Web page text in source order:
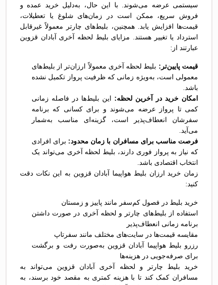
سیستمی عرضه می‌شوند. با این حال، به‌دلیل خرید عمده و
فروش سریع، ممکن است در زمان‌های شلوغ یا تعطیلات،
قیمت‌ها افزایش یابد. همچنین، بلیط‌های چارتر معمولاً غیرقابل
استرداد یا تغییر هستند. مزایای بلیط لحظه آخری آبادان قزوین
عبارتند از:
قیمت پایین‌تر: بلیط لحظه آخری معمولاً ارزان‌تر از بلیط‌های
معمولی است، به‌ویژه زمانی که ظرفیت پرواز تکمیل نشده
باشد.
امکان خرید در آخرین لحظه: این بلیط‌ها در فاصله زمانی
کمی تا پرواز عرضه می‌شوند و برای کسانی که برنامه
سفرشان انعطاف‌پذیر است، گزینه‌ای مناسب به‌شمار
می‌آید.
فرصت مناسب برای مسافران با زمان محدود: برای افرادی
که نیاز به پرواز فوری دارند، بلیط لحظه آخری می‌تواند یک
انتخاب اقتصادی باشد.
زمان خرید ارزان بلیط هواپیما آبادان قزوین به این نکات دقت
کنید:
خرید بلیط در فصول کم‌سفر مانند پاییز و زمستان
استفاده از بلیط‌های چارتر و لحظه آخری در صورت داشتن
برنامه زمانی انعطاف‌پذیر
مقایسه قیمت‌ها در سایت‌های مختلف مانند سفرتاپ
رزرو بلیط هواپیما آبادان قزوین به‌صورت رفت و برگشت
برای صرفه‌جویی در هزینه‌ها
خرید بلیط چارتر و لحظه آخری آبادان قزوین می‌تواند به
مسافران کمک کند تا با هزینه کمتری به مقصد خود برسند، به